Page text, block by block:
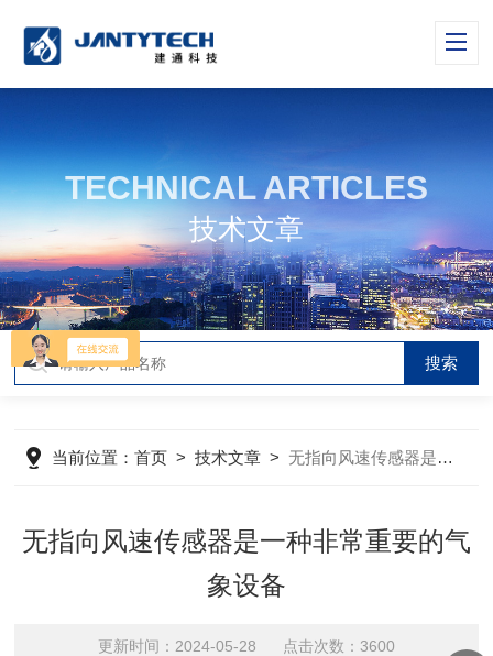
TECHNICAL ARTICLES
技术文章
当前位置：首页 >技术文章 >无指向风速传感器是一种非常重要的气象设备
无指向风速传感器是一种非常重要的气
象设备
更新时间：2024-05-28 点击次数：3600